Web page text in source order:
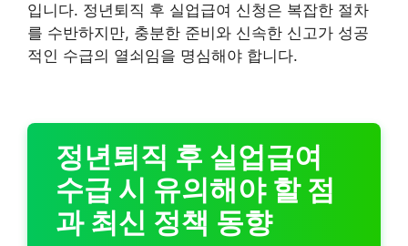
입니다. 정년퇴직 후 실업급여 신청은 복잡한 절차
를 수반하지만, 충분한 준비와 신속한 신고가 성공
적인 수급의 열쇠임을 명심해야 합니다.
정년퇴직 후 실업급여
수급 시 유의해야 할 점
과 최신 정책 동향